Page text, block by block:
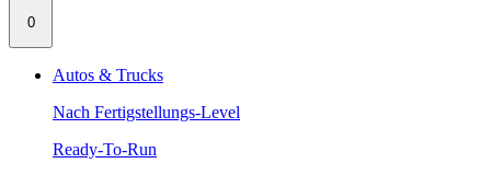
0
Autos & Trucks
Nach Fertigstellungs-Level
Ready-To-Run